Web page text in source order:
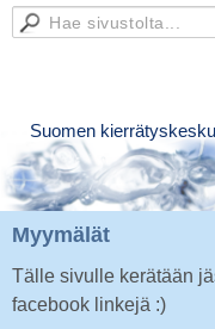
Suomen
Myymälät
Tälle sivulle kerätään
facebook linkejä :)